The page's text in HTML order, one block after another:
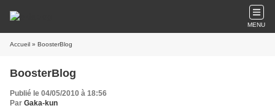
MENU
Accueil » BoosterBlog
BoosterBlog
Publié le 04/05/2010 à 18:56
Par Gaka-kun